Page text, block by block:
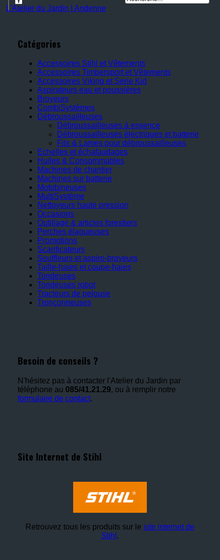
L'Atelier du Jardin | Andenne
Catégories
Accessoires Stihl et Vêtements
Accessoires Timbersport et Vêtements
Accessoires Viking et Serie Kid
Aspirateurs eau et poussières
Broyeurs
CombiSystèmes
Débroussailleuses
Débroussailleuses à essence
Débroussailleuses électriques et batterie
Fils & Lames pour débroussailleuses
Echelles et échafaudages
Huiles & Consommables
Machines de chantier
Machines sur batterie
Motobineuses
MultiSystème
Nettoyeurs haute pression
Occasions
Outillage & articles forestiers
Perches élagueuses
Promotions
Scarificateurs
Souffleurs et aspiro-broyeurs
Taille-haies et coupe-haies
Tondeuses
Tondeuses robot
Tracteurs de pelouse
Tronçonneuses
Besoin de conseils ?
N'hésitez pas à contacter l'Atelier du Jardin par
téléphone au 085/41.21.29, ou à remplir notre
formulaire de contact.
Site Internet de Stihl
Retrouvez tous les produits sur le site internet de
Stihl .